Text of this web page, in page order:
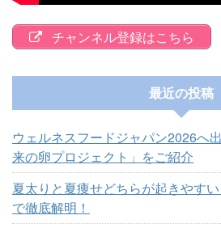
チャンネル登録はこちら
最近の投稿
ウェルネスフードジャパン2026へ
来の卵プロジェクト」をご紹介
夏太りと夏痩せどちらが起きやす
で徹底解明！